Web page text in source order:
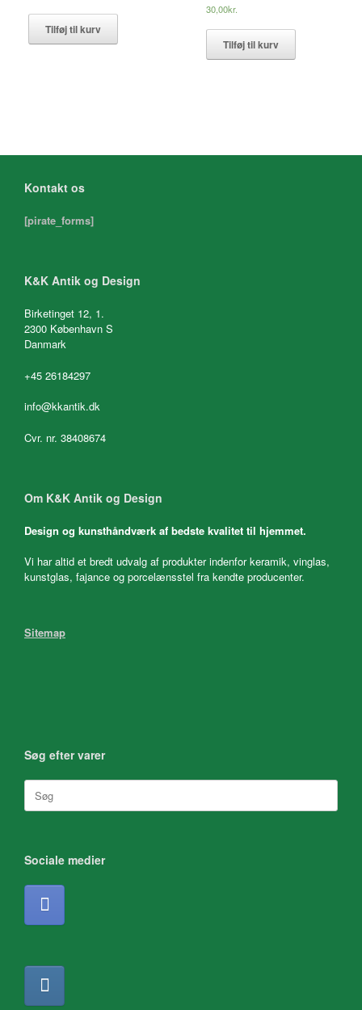
Tilføj til kurv
30,00kr.
Tilføj til kurv
Kontakt os
[pirate_forms]
K&K Antik og Design
Birketinget 12, 1.
2300 København S
Danmark
+45 26184297
info@kkantik.dk
Cvr. nr. 38408674
Om K&K Antik og Design
Design og kunsthåndværk af bedste kvalitet til hjemmet.
Vi har altid et bredt udvalg af produkter indenfor keramik, vinglas,
kunstglas, fajance og porcelænsstel fra kendte producenter.
Sitemap
Søg efter varer
efter:
Sociale medier